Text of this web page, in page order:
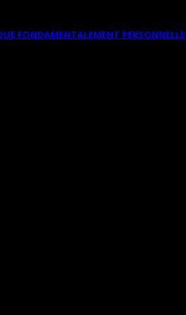
FONDAMENTALEMENT PERSONNELLE